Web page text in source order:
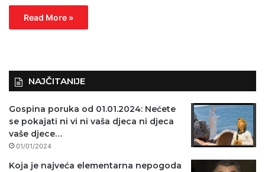
Read More »
NAJČITANIJE
Gospina poruka od 01.01.2024: Nećete
se pokajati ni vi ni vaša djeca ni djeca
vaše djece…
01/01/2024
Koja je najveća elementarna nepogoda